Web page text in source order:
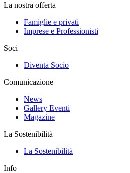
La nostra offerta
Famiglie e privati
Imprese e Professionisti
Soci
Diventa Socio
Comunicazione
News
Gallery Eventi
Magazine
La Sostenibilità
La Sostenibilità
Info